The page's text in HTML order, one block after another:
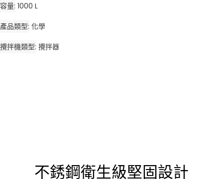
容量 1000 L
產品類型 化學
攪拌機類型 攪拌器
不銹鋼衛生級堅固設計